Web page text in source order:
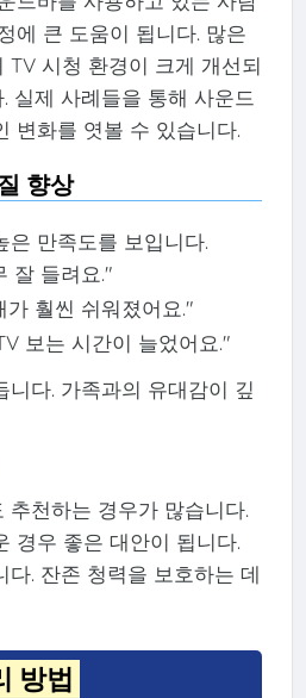
에 큰 도움이 됩니다. 많은
TV 시청 환경이 크게 개선되
실제 사례들을 통해 사운드
변화를 엿볼 수 있습니다.
향상
은 만족도를 보입니다.
잘 들려요."
훨씬 쉬워졌어요."
보는 시간이 늘었어요."
니다. 가족과의 유대감이 깊
추천하는 경우가 많습니다.
경우 좋은 대안이 됩니다.
다. 잔존 청력을 보호하는 데
방법